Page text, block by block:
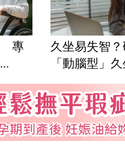
專
久坐易失智
「動腦型」